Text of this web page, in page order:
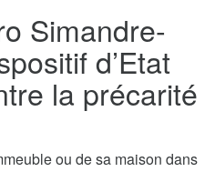
Simandre-
d’Etat
la précarité
ou de sa maison dans